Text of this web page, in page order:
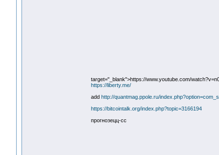
target="_blank">https://www.youtube.com/
https://liberty.me/
add http://quantmag.ppole.ru/
https://bitcointalk.org/index.php?topic=3166194
прогнозецц-сс